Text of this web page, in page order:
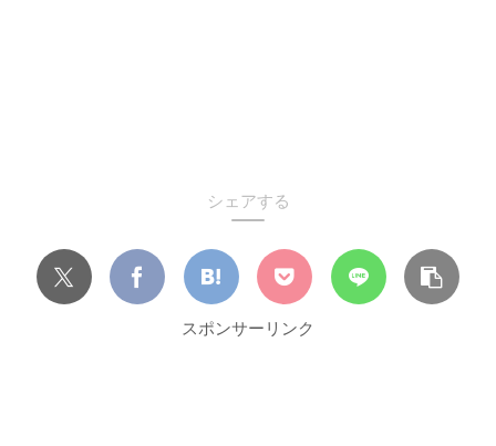
シェアする
スポンサーリンク